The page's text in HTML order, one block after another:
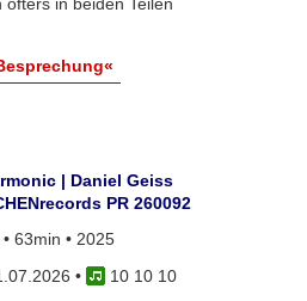
| Daniel Geiss
PR 260092
63min • 2025
•
10 10 10